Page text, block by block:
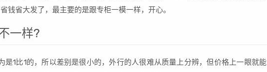
钱省大发了，最主要的是跟专柜一模一样，开心。
一样?
是1比1的，所以差别是很小的，外行的人很难从质量上分辨，但价格上一眼就能